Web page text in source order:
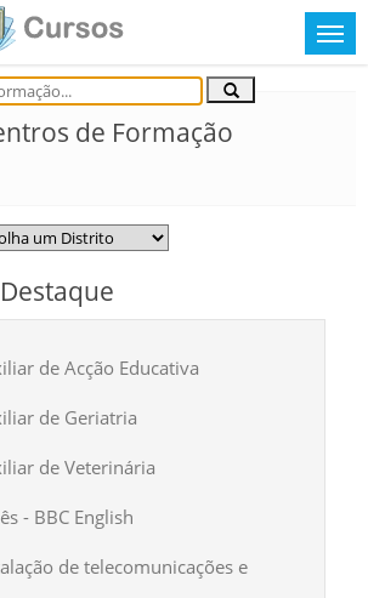
de Formação
de Acção Educativa
de Geriatria
de Veterinária
- BBC English
de telecomunicações e